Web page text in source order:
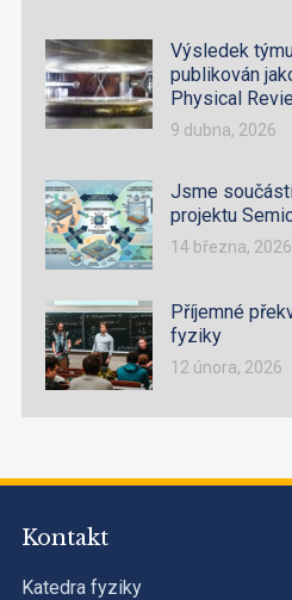
Výsledek
publikován
Physical
9 dubna, 2026
Jsme
projektu
14 března, 2026
Příjemné
fyziky
12 února, 2026
Kontakt
Katedra fyziky